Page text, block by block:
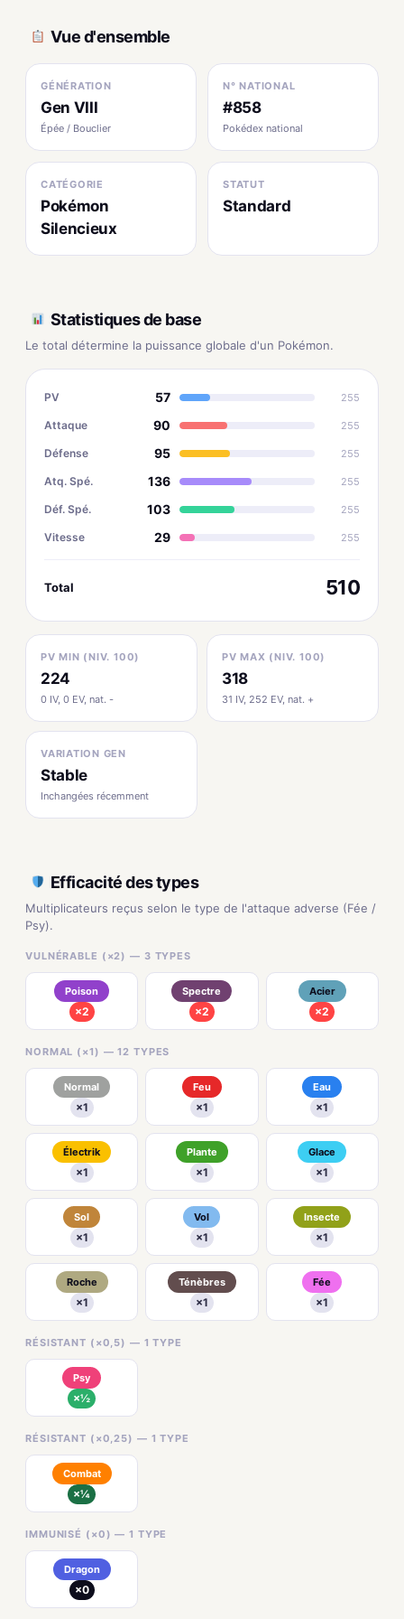
Vue d'ensemble
GÉNÉRATION
Gen VIII
Épée / Bouclier
N° NATIONAL
#858
Pokédex national
CATÉGORIE
Pokémon
Silencieux
STATUT
Standard
Statistiques de base
Le total détermine la puissance globale d'un Pokémon.
PV 57 255
Attaque 90 255
Défense 95 255
Atq. Spé. 136 255
Déf. Spé. 103 255
Vitesse 29 255
Total 510
PV MIN (NIV. 100)
224
0 IV, 0 EV, nat. -
PV MAX (NIV. 100)
318
31 IV, 252 EV, nat. +
VARIATION GEN
Stable
Inchangées récemment
Efficacité des types
Multiplicateurs reçus selon le type de l'attaque adverse (Fée /
Psy).
VULNÉRABLE (×2) — 3 TYPES
Poison
×2
Spectre
×2
Acier
×2
NORMAL (×1) — 12 TYPES
Normal
×1
Feu
×1
Eau
×1
Électrik
×1
Plante
×1
Glace
×1
Sol
×1
Vol
×1
Insecte
×1
Roche
×1
Ténèbres
×1
Fée
×1
RÉSISTANT (×0,5) — 1 TYPE
Psy
×½
RÉSISTANT (×0,25) — 1 TYPE
Combat
×¼
IMMUNISÉ (×0) — 1 TYPE
Dragon
×0